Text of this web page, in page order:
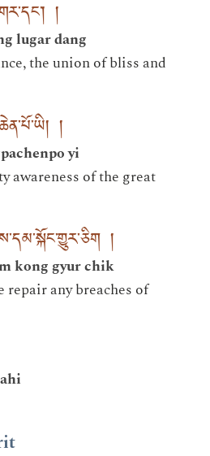
།
lugar dang
the union of bliss and
།
yi
awareness of the great
།
kong gyur chik
repair any breaches of